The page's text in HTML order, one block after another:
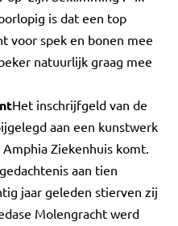
is dat een top
voor spek en bonen mee
natuurlijk graag mee
Het inschrijfgeld van de
aan een kunstwerk
Ziekenhuis komt.
aan tien
jaar geleden stierven zij
Molengracht werd